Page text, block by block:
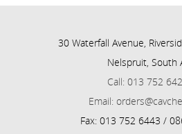
30 Waterfall Avenue,
Nelspruit, South
Call: 013 752
Email:
Fax: 013 752 6443 /